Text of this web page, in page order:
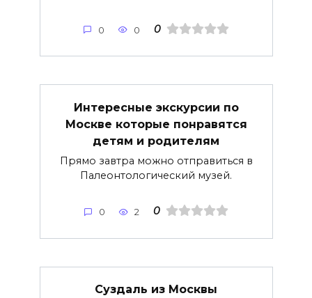
0 0 0
Интересные экскурсии по
Москве которые понравятся
детям и родителям
Прямо завтра можно отправиться в
Палеонтологический музей.
0 2 0
Суздаль из Москвы